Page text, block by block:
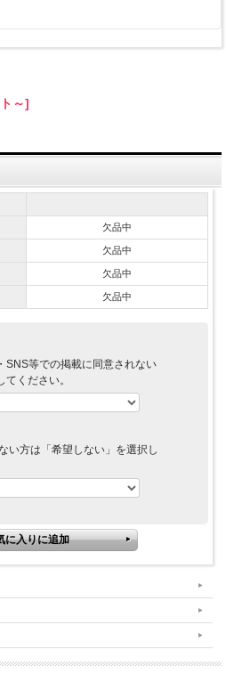
～]
欠品中
欠品中
欠品中
欠品中
SNS等での掲載に同意されない
ください。
い方は「希望しない」を選択し